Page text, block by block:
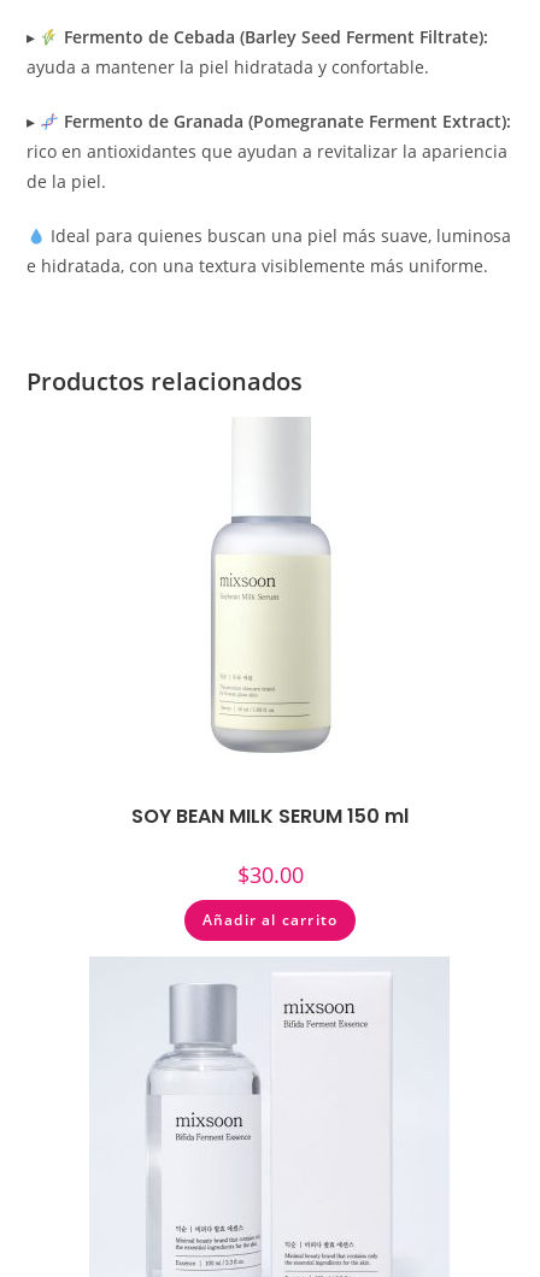
▸
Fermento de Cebada (Barley Seed Ferment Filtrate):
ayuda a mantener la piel hidratada y confortable.
▸
Fermento de Granada (Pomegranate Ferment Extract):
rico en antioxidantes que ayudan a revitalizar la apariencia
de la piel.
Ideal para quienes buscan una piel más suave, luminosa
e hidratada, con una textura visiblemente más uniforme.
Productos relacionados
SOY BEAN MILK SERUM 150 ml
$30.00
Añadir al carrito